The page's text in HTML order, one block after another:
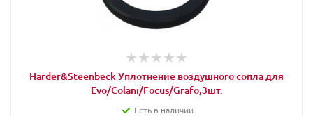
Harder&Steenbeck Уплотнение воздушного сопла для
Evo/Colani/Focus/Grafo,3шт.
Есть в наличии